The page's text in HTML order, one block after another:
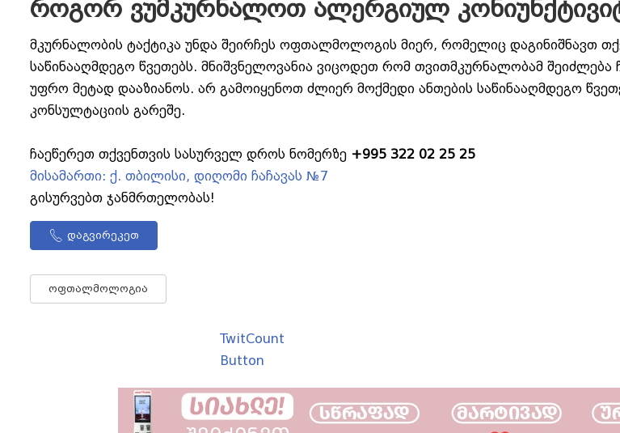
როგორ ვუმკურნალოთ ალერგიულ
მკურნალობის ტაქტიკა უნდა შეირჩეს ოფთალმოლოგის მიერ, რომელიც დაგინიშნავთ
საწინააღმდეგო წვეთებს. მნიშვნელოვანია ვიცოდეთ რომ თვითმკურნალობამ შეიძლება
უფრო მეტად დააზიანოს. არ გამოიყენოთ ძლიერ მოქმედი ანთების საწინააღმდეგო
კონსულტაციის გარეშე.
ჩაეწერეთ თქვენთვის სასურველ დროს ნომერზე +995 322 02 25 25
მისამართი: ქ. თბილისი, დიღომი ჩაჩავას №7
გისურვებთ ჯანმრთელობას!
დაგვირეკეთ
ოფთალმოლოგია
TwitCount
Button